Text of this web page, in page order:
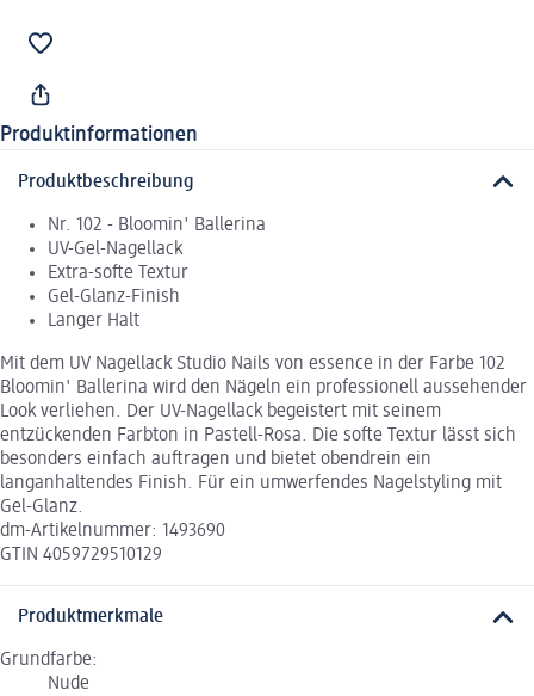
Produktinformationen
Produktbeschreibung
Nr. 102 - Bloomin' Ballerina
UV-Gel-Nagellack
Extra-softe Textur
Gel-Glanz-Finish
Langer Halt
Mit dem UV Nagellack Studio Nails von essence in der Farbe 102
Bloomin' Ballerina wird den Nägeln ein professionell aussehender
Look verliehen. Der UV-Nagellack begeistert mit seinem
entzückenden Farbton in Pastell-Rosa. Die softe Textur lässt sich
besonders einfach auftragen und bietet obendrein ein
langanhaltendes Finish. Für ein umwerfendes Nagelstyling mit
Gel-Glanz.
dm-Artikelnummer: 1493690
GTIN 4059729510129
Produktmerkmale
Grundfarbe:
Nude